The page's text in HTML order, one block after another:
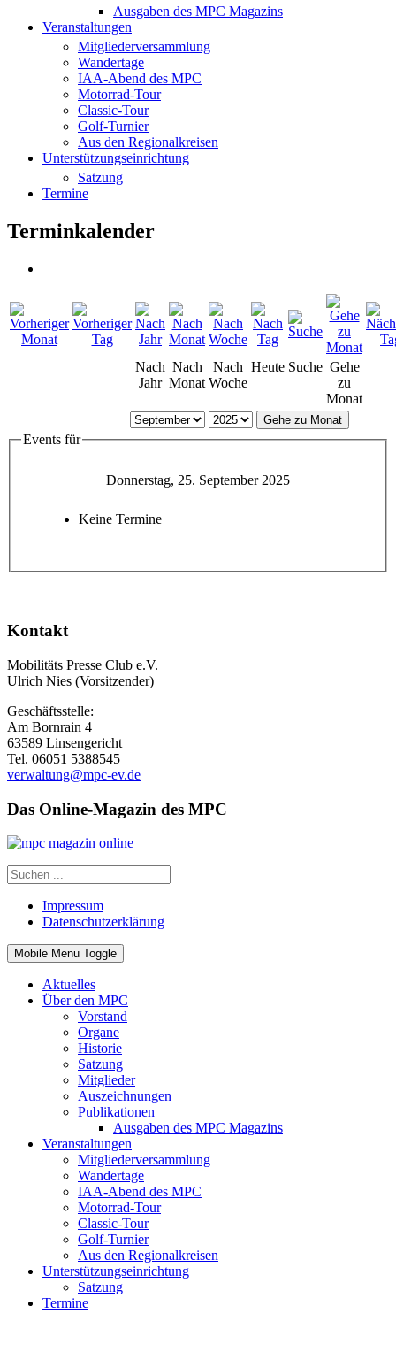
Ausgaben des MPC Magazins
Veranstaltungen
Mitgliederversammlung
Wandertage
IAA-Abend des MPC
Motorrad-Tour
Classic-Tour
Golf-Turnier
Aus den Regionalkreisen
Unterstützungseinrichtung
Satzung
Termine
Terminkalender
Nach
Jahr
Nach
Monat
Nach
Woche
Heute Suche Gehe
zu
Monat
Gehe zu Monat
Events für
Donnerstag, 25. September 2025
Keine Termine
Kontakt
Mobilitäts Presse Club e.V.
Ulrich Nies (Vorsitzender)
Geschäftsstelle:
Am Bornrain 4
63589 Linsengericht
Tel. 06051 5388545
verwaltung@mpc-ev.de
Das Online-Magazin des MPC
Impressum
Datenschutzerklärung
Mobile Menu Toggle
Aktuelles
Über den MPC
Vorstand
Organe
Historie
Satzung
Mitglieder
Auszeichnungen
Publikationen
Ausgaben des MPC Magazins
Veranstaltungen
Mitgliederversammlung
Wandertage
IAA-Abend des MPC
Motorrad-Tour
Classic-Tour
Golf-Turnier
Aus den Regionalkreisen
Unterstützungseinrichtung
Satzung
Termine